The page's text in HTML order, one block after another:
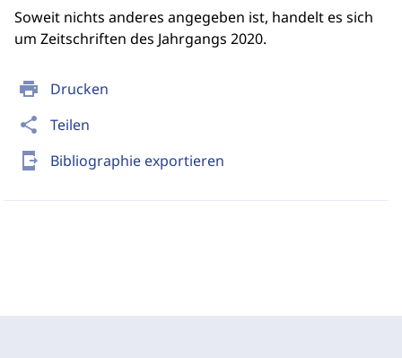
print Drucken
share Teilen
send_to_mobile Bibliographie exportieren
Soweit nichts anderes angegeben ist, handelt es sich
um Zeitschriften des Jahrgangs 2020.